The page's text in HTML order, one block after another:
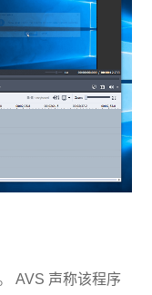
AVS 声称该程序